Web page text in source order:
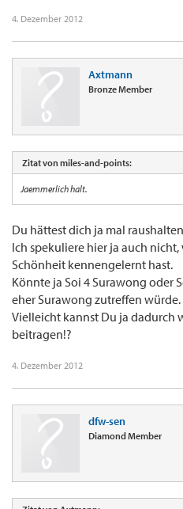
4. Dezember 2012
Axtmann
Bronze Member
Zitat von miles-and-points:
Jaemmerlich halt.
Du hättest dich ja mal
Ich spekuliere hier ja auch
Schönheit kennengelernt hast.
Könnte ja Soi 4 Surawong oder
eher Surawong zutreffen würde.
Vielleicht kannst Du ja dadurch
beitragen!?
4. Dezember 2012
dfw-sen
Diamond Member